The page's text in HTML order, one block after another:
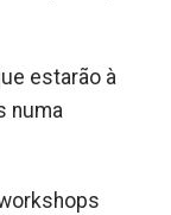
estarão à
numa